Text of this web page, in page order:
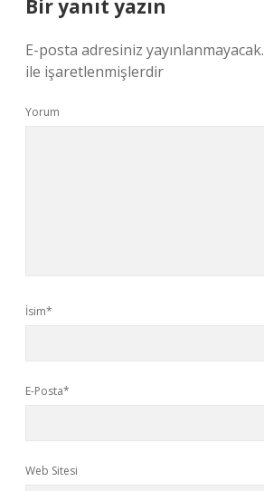
Bir yanıt yazın
E-posta adresiniz yayınlanmayacak.
ile işaretlenmişlerdir
Yorum
İsim*
E-Posta*
Web Sitesi